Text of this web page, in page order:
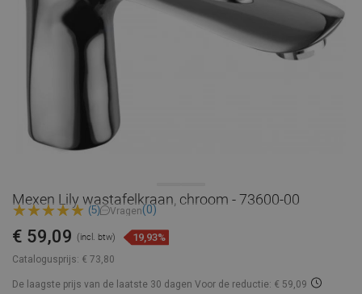
Mexen Lily wastafelkraan, chroom - 73600-00
(5) Vragen(0)
Catalogusprijs: € 73,80
€ 59,09 (incl. btw) 19,93%
De laagste prijs van de laatste 30 dagen Voor de reductie: € 59,09